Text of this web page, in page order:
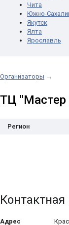
Чита
Южно-
Якутск
Ялта
Ярославль
Организаторы →
ТЦ "Мастер
Регион
Адрес